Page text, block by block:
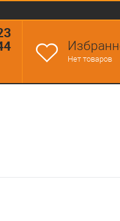
Нет товаров